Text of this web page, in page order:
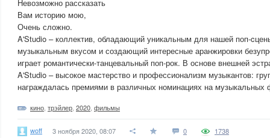
Невозможно рассказать
Вам историю мою,
Очень сложно.
A'Studio – коллектив, обладающий уникальным для нашей поп-
музыкальным вкусом и создающий интересные аранжировки
играет романтически-танцевальный поп-рок. В основе внешней
A'Studio – высокое мастерство и профессионализм музыкантов:
награждалась премиями в различных номинациях на музыкальных
кино трэйлер 2020 фильмы
woff 3 ноября 2020, 08:07 0 1738